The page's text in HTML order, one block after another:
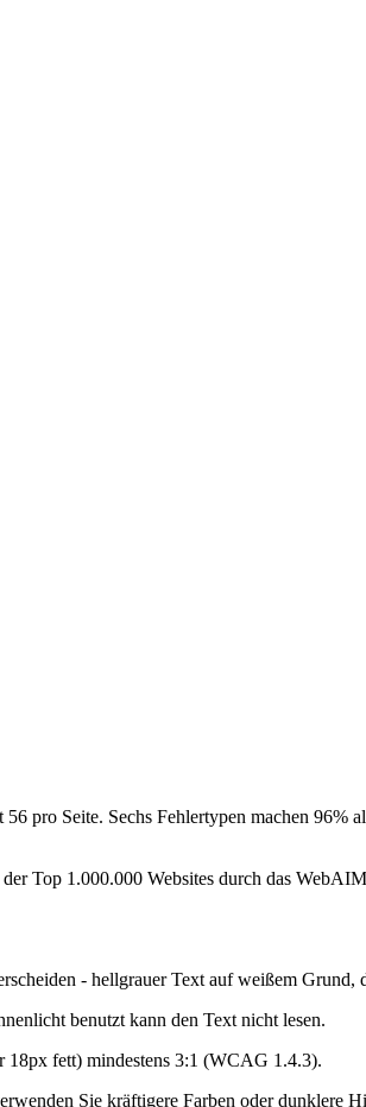
pro Seite. Sechs Fehlertypen machen 96%
Top 1.000.000 Websites durch das
- hellgrauer Text auf weißem
benutzt kann den Text nicht lesen.
18px fett) mindestens 3:1 (WCAG 1.4.3).
Sie kräftigere Farben oder dunklere